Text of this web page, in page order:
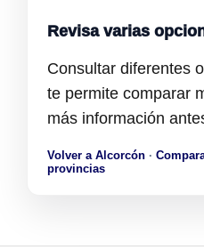
Revisa varias
Consultar diferentes
te permite comparar
más información
Volver a Alcorcón ·
provincias